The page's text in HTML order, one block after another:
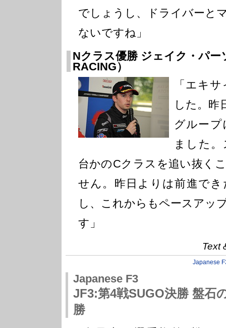
でしょうし、ドライバーと
ないですね」
Nクラス優勝 ジェイク・パー
RACING）
「エキ
した。昨
グルー
ました
台かのCクラスを追い抜く
せん。昨日よりは前進で
し、これからもペースアッ
す」
Text
Japanese
Japanese F3
JF3:第4戦SUGO決勝 盤石
勝